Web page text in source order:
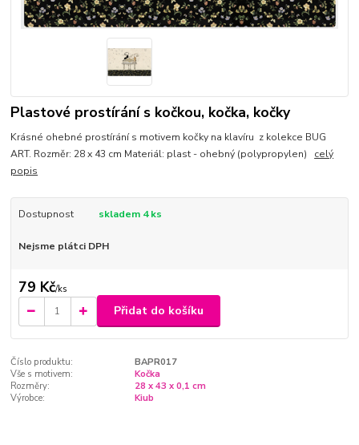
Plastové prostírání s kočkou, kočka, kočky
Krásné ohebné prostírání s motivem kočky na klavíru z kolekce BUG
ART. Rozměr: 28 x 43 cm Materiál: plast - ohebný (polypropylen) celý
popis
Dostupnost skladem 4 ks
Nejsme plátci DPH
79 Kč/ks
Přidat do košíku
Číslo produktu:
BAPR017
Vše s motivem:
Kočka
Rozměry:
28 x 43 x 0,1 cm
Výrobce:
Kiub